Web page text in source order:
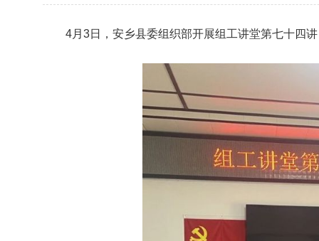
4月3日，安乡县委组织部开展组工讲堂第七十四